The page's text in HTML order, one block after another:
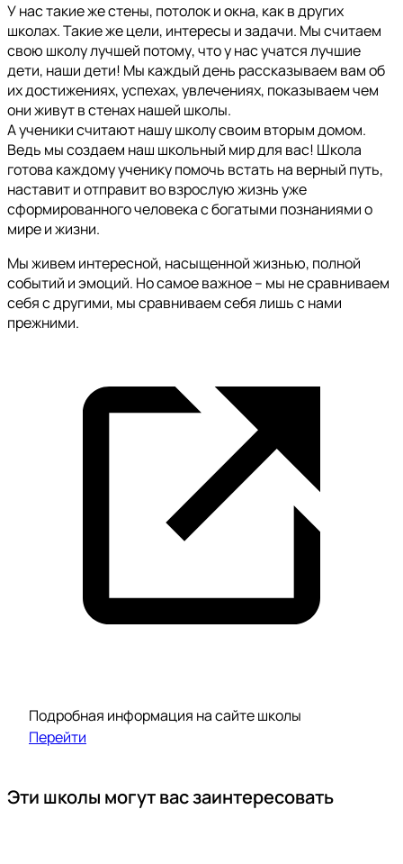
У нас такие же стены, потолок и окна, как в других
школах. Такие же цели, интересы и задачи. Мы считаем
свою школу лучшей потому, что у нас учатся лучшие
дети, наши дети! Мы каждый день рассказываем вам об
их достижениях, успехах, увлечениях, показываем чем
они живут в стенах нашей школы.
А ученики считают нашу школу своим вторым домом.
Ведь мы создаем наш школьный мир для вас! Школа
готова каждому ученику помочь встать на верный путь,
наставит и отправит во взрослую жизнь уже
сформированного человека с богатыми познаниями о
мире и жизни.
Мы живем интересной, насыщенной жизнью, полной
событий и эмоций. Но самое важное – мы не сравниваем
себя с другими, мы сравниваем себя лишь с нами
прежними.
Подробная информация на сайте школы
Перейти
Эти школы могут вас заинтересовать